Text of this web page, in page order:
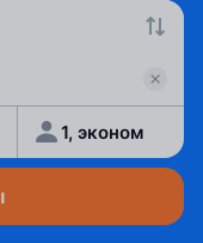
1, эконом